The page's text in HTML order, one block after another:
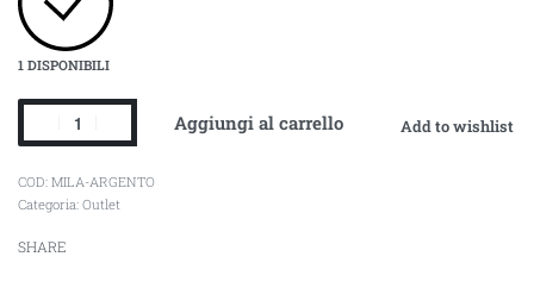
1 DISPONIBILI
Aggiungi al carrello Add to wishlist
MILA-ARGENTO
Categoria: Outlet
SHARE